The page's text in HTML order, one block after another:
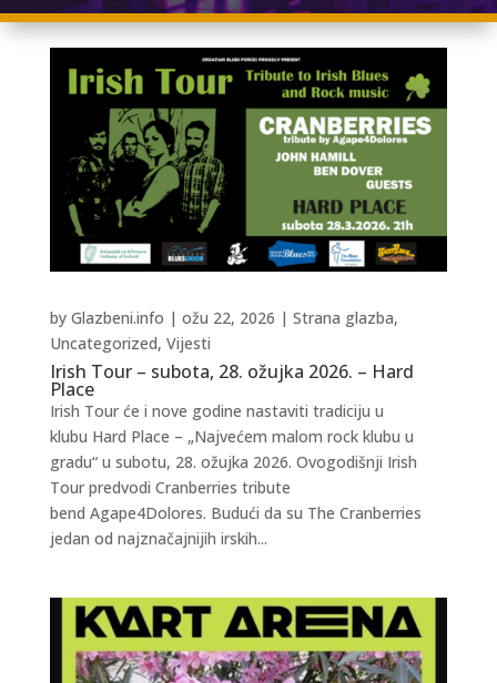
Irish Tour – subota, 28. ožujka 2026. – Hard
Place
by Glazbeni.info | ožu 22, 2026 | Strana glazba,
Uncategorized, Vijesti
Irish Tour će i nove godine nastaviti tradiciju u
klubu Hard Place – „Najvećem malom rock klubu u
gradu“ u subotu, 28. ožujka 2026. Ovogodišnji Irish
Tour predvodi Cranberries tribute
bend Agape4Dolores. Budući da su The Cranberries
jedan od najznačajnijih irskih...